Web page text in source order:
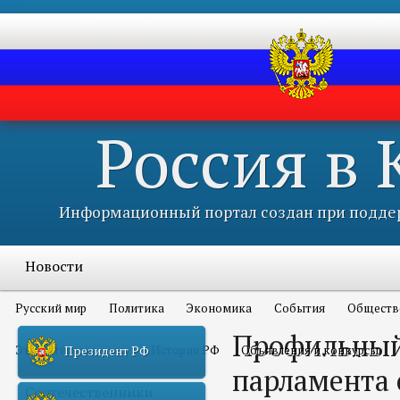
Россия в
Информационный портал создан при
Новости
Русский мир Политика Экономика События
Это интересно всем История РФ Объявления и конкурсы
Соотечественники
Президент РФ
парламента